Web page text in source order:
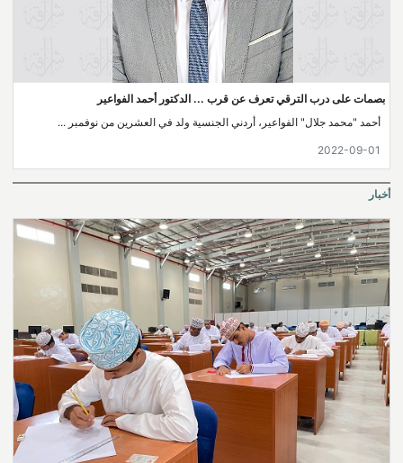
بصمات على درب الترقي تعرف عن قرب ... الدكتور أحمد الفواعير
أحمد "محمد جلال" الفواعير، أردني الجنسية ولد في العشرين من نوفمبر ...
2022-09-01
أخبار